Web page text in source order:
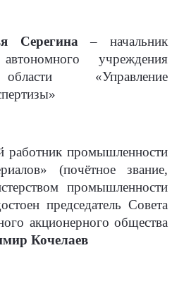
Серегина – начальник
автономного учреждения
«Управление
работник промышленности
(почётное звание,
промышленности
председатель Совета
акционерного общества
Кочелаев